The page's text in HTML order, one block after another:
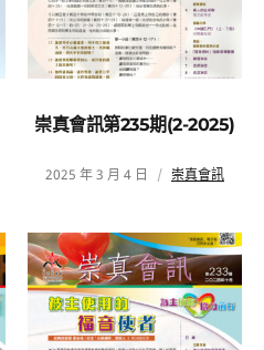
崇真會訊第235期(2-2025)
2025 年 3 月 4 日 崇真會訊